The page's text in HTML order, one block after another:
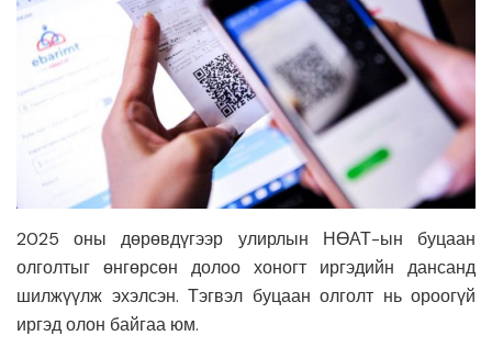
2025 оны дөрөвдүгээр улирлын НӨАТ-ын буцаан
олголтыг өнгөрсөн долоо хоногт иргэдийн дансанд
шилжүүлж эхэлсэн. Тэгвэл буцаан олголт нь ороогүй
иргэд олон байгаа юм.